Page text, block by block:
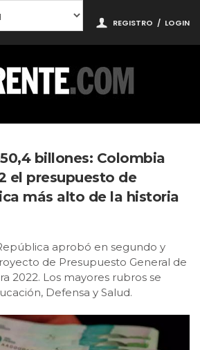
REGISTRO / LOGIN
billones: Colombia
el presupuesto de
más alto de la historia
aprobó en segundo y
de Presupuesto General de
2022. Los mayores rubros se
Defensa y Salud.